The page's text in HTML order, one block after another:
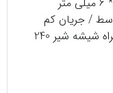
دارای شیشه شیر 150 سی سی به همراه شیشه شیر 240